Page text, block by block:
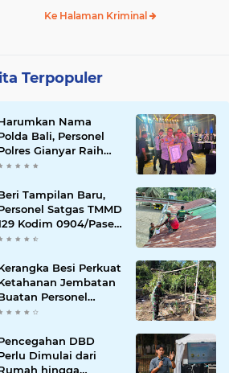
Ke Halaman Kriminal
Terpopuler
Nama
Bali, Personel
Gianyar Raih
Tampilan Baru,
Satgas TMMD
Kodim 0904/Paser
Atap Rumah
Besi Perkuat
Jembatan
Personel
129
DBD
Dimulai dari
hingga